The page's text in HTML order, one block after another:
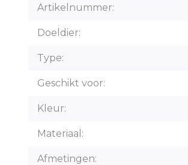
Artikelnummer:
Doeldier:
Type:
Geschikt voor:
Kleur:
Materiaal:
Afmetingen: